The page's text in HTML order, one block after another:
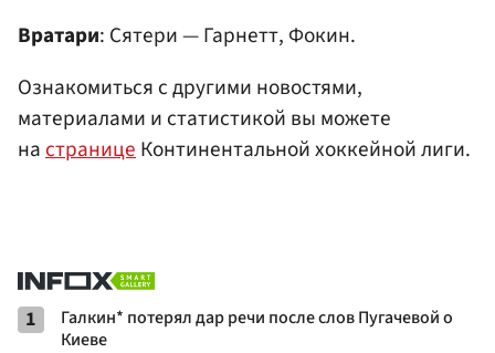
Вратари: Сятери — Гарнетт, Фокин.
Ознакомиться с другими новостями,
материалами и статистикой вы можете
настраницеКонтинентальной хоккейной лиги.
1
Галкин* потерял дар речи после слов Пугачевой о
Киеве